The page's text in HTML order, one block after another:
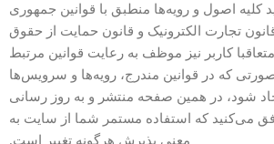
کلیه اصول و رویه‏‌ها منطبق با قوانین جمهوری
قانون تجارت الکترونیک و قانون حمایت از حقوق
کاربر نیز موظف به رعایت قوانین مرتبط
که در قوانین مندرج، رویه‏‌ها و سرویس‏‌ها
شود، در همین صفحه منتشر و به روز رسانی
می‏‌کنید که استفاده مستمر شما از سایت به
معنی پذیرش هرگونه تغییر است.